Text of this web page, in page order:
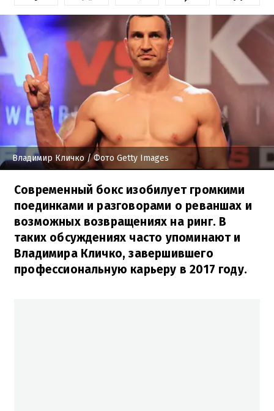
Владимир Кличко/ Фото Getty Images
Современный бокс изобилует громкими
поединками и разговорами о реваншах и
возможных возвращениях на ринг. В
таких обсуждениях часто упоминают и
Владимира Кличко, завершившего
профессиональную карьеру в 2017 году.